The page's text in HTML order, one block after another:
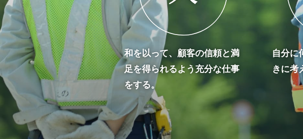
和を以って、顧客の信頼と満
足を得られるよう充分な仕事
をする。
自分に
きに考